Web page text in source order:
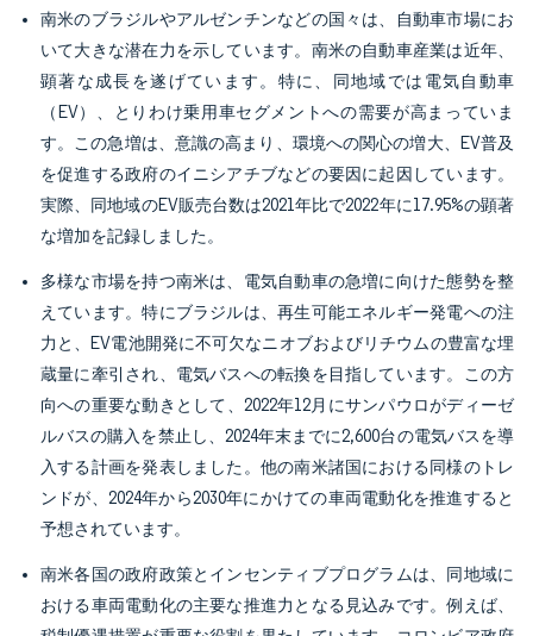
南米のブラジルやアルゼンチンなどの国々は、自動車市場にお
いて大きな潜在力を示しています。南米の自動車産業は近年、
顕著な成長を遂げています。特に、同地域では電気自動車
（EV）、とりわけ乗用車セグメントへの需要が高まっていま
す。この急増は、意識の高まり、環境への関心の増大、EV普及
を促進する政府のイニシアチブなどの要因に起因しています。
実際、同地域のEV販売台数は2021年比で2022年に17.95%の顕著
な増加を記録しました。
多様な市場を持つ南米は、電気自動車の急増に向けた態勢を整
えています。特にブラジルは、再生可能エネルギー発電への注
力と、EV電池開発に不可欠なニオブおよびリチウムの豊富な埋
蔵量に牽引され、電気バスへの転換を目指しています。この方
向への重要な動きとして、2022年12月にサンパウロがディーゼ
ルバスの購入を禁止し、2024年末までに2,600台の電気バスを導
入する計画を発表しました。他の南米諸国における同様のトレ
ンドが、2024年から2030年にかけての車両電動化を推進すると
予想されています。
南米各国の政府政策とインセンティブプログラムは、同地域に
おける車両電動化の主要な推進力となる見込みです。例えば、